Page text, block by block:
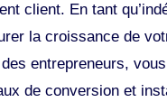
client. En tant
la croissance de
entrepreneurs,
de conversion et